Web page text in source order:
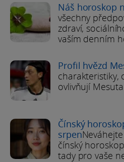
Náš horoskop
všechny
zdraví,
vaším denním
Profil hvězd
charakteristiky,
ovlivňují
Čínský
srpen
čínský
tady pro vaše